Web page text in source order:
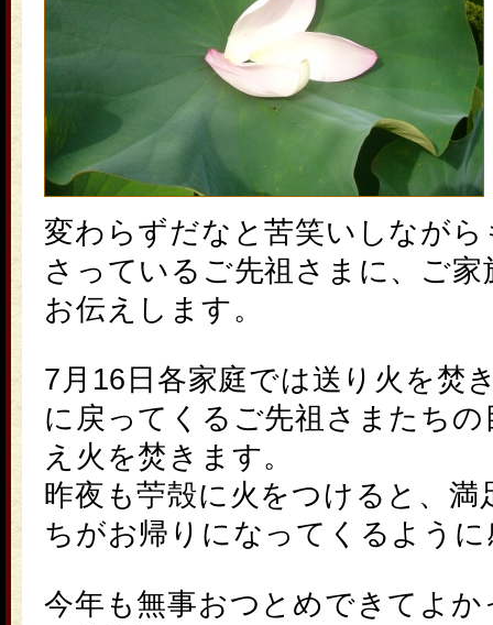
変わらずだなと苦笑いしなが
さっているご先祖さまに、ご
お伝えします。
7月16日各家庭では送り火を焚
に戻ってくるご先祖さまたち
え火 を焚きます。
昨夜も苧殻に火をつけると、
ちがお帰りになってくるよう
今年も無事おつとめできてよ